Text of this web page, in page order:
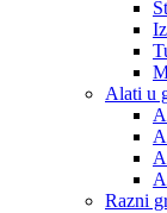
Alati u
Razni